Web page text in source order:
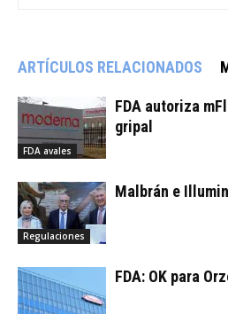
ARTÍCULOS RELACIONADOS
FDA avales
FDA autoriza
gripal
Regulaciones
Malbrán e
FDA: OK para